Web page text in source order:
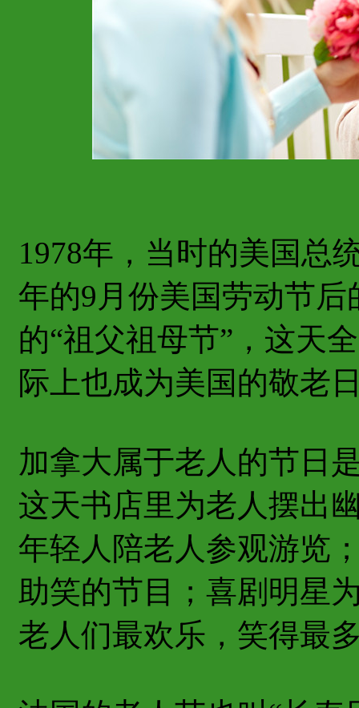
1978年，当时的美国总
年的9月份美国劳动节
的“祖父祖母节”，这天
际上也成为美国的敬老
加拿大属于老人的节日
这天书店里为老人摆出
年轻人陪老人参观游览
助笑的节目；喜剧明星
老人们最欢乐，笑得最